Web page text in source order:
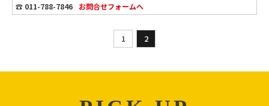
☎ 011-788-7846
お問合せフォームへ
1 2